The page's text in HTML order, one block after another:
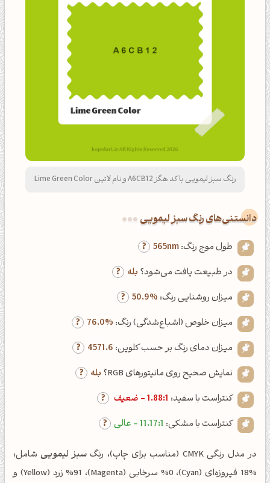
رنگ سبز لیمویی با کد هگز A6CB12 و نام لاتین Lime Green Color
دانستنی‌های رنگ سبز لیمویی
طول موج رنگ:565nm
در طبیعت یافت می‌شود؟ بله
میزان روشنایی رنگ: 50.9%
میزان خلوص (اشباع‌شدگی) رنگ: 76.0%
میزان دمای رنگ بر حسب کلوین: 4571.6
نمایش صحیح روی مانیتورهای RGB؟
بله
کنتراست با سفید: 1.88:1 - ضعیف
کنتراست با مشکی: 11.17:1 - عالی
در مدل رنگی CMYK (مناسب برای چاپ)، رنگ سبز لیموییشامل:
%18 فیروزه‌ای (Cyan)، %0 سرخابی (Magenta)، %91 زرد (Yellow) و